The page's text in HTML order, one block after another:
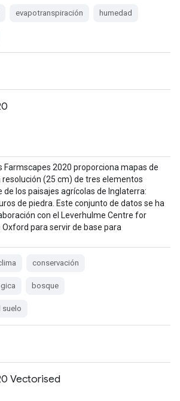
evapotranspiración humedad
Farmscapes 2020 proporciona mapas de
(25 cm) de tres elementos
los paisajes agrícolas de Inglaterra:
de piedra. Este conjunto de datos se ha
con el Leverhulme Centre for
Oxford para servir de base para
conservación
bosque
suelo
Vectorised